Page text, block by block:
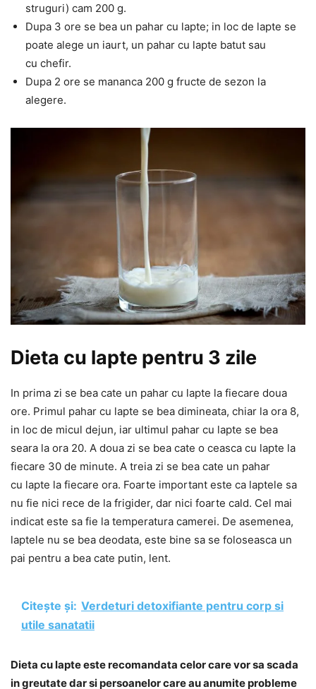
struguri) cam 200 g.
Dupa 3 ore se bea un pahar cu lapte; in loc de lapte se
poate alege un iaurt, un pahar cu lapte batut sau
cu chefir.
Dupa 2 ore se mananca 200 g fructe de sezon la
alegere.
Dieta cu lapte pentru 3 zile
In prima zi se bea cate un pahar cu lapte la fiecare doua
ore. Primul pahar cu lapte se bea dimineata, chiar la ora 8,
in loc de micul dejun, iar ultimul pahar cu lapte se bea
seara la ora 20. A doua zi se bea cate o ceasca cu lapte la
fiecare 30 de minute. A treia zi se bea cate un pahar
cu lapte la fiecare ora. Foarte important este ca laptele sa
nu fie nici rece de la frigider, dar nici foarte cald. Cel mai
indicat este sa fie la temperatura camerei. De asemenea,
laptele nu se bea deodata, este bine sa se foloseasca un
pai pentru a bea cate putin, lent.
Citește și: Verdeturi detoxifiante pentru corp si
utile sanatatii
Dieta cu lapte este recomandata celor care vor sa scada
in greutate dar si persoanelor care au anumite probleme